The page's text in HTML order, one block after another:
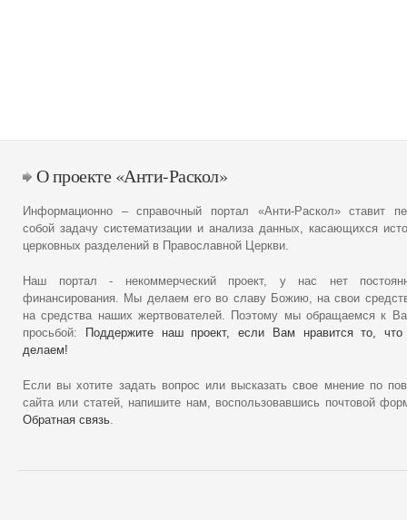
О проекте «Анти-Раскол»
Информационно – справочный портал «Анти-Раскол» ставит
собой задачу систематизации и анализа данных, касающихся
церковных разделений в Православной Церкви.
Наш портал - некоммерческий проект, у нас нет
финансирования. Мы делаем его во славу Божию, на свои
на средства наших жертвователей. Поэтому мы обращаемся к
просьбой:
Поддержите наш проект, если Вам нравится то,
делаем!
Если вы хотите задать вопрос или высказать свое мнение по
сайта или статей, напишите нам, воспользовавшись почтовой
Обратная связь.